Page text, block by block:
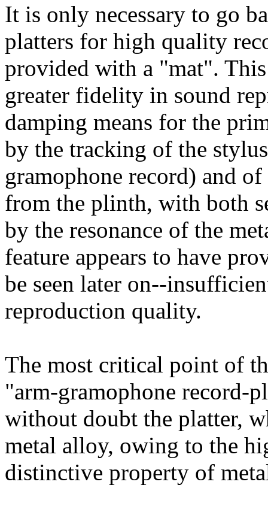
It is only necessary to go
platters for high quality
provided with a "mat". This
greater fidelity in sound
damping means for the
by the tracking of the
gramophone record) and
from the plinth, with both
by the resonance of the
feature appears to have
be seen later on--
reproduction quality.
The most critical point of
"arm-gramophone record-
without doubt the platter,
metal alloy, owing to the
distinctive property of